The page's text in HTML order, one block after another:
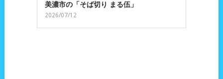
美濃市の「そば切り まる伍」
2026/07/12